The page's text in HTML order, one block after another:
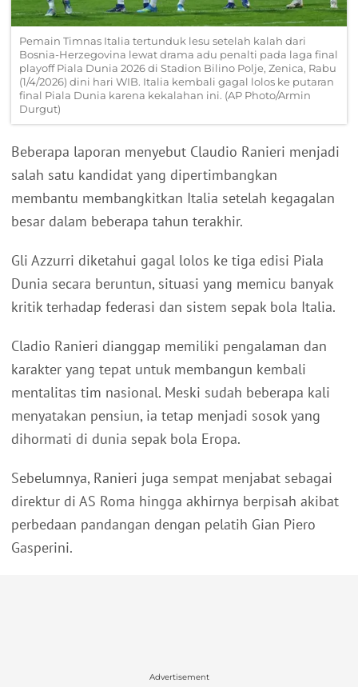
Pemain Timnas Italia tertunduk lesu setelah kalah dari
Bosnia-Herzegovina lewat drama adu penalti pada laga final
playoff Piala Dunia 2026 di Stadion Bilino Polje, Zenica, Rabu
(1/4/2026) dini hari WIB. Italia kembali gagal lolos ke putaran
final Piala Dunia karena kekalahan ini. (AP Photo/Armin
Durgut)
Beberapa laporan menyebut Claudio Ranieri menjadi
salah satu kandidat yang dipertimbangkan
membantu membangkitkan Italia setelah kegagalan
besar dalam beberapa tahun terakhir.
Gli Azzurri diketahui gagal lolos ke tiga edisi Piala
Dunia secara beruntun, situasi yang memicu banyak
kritik terhadap federasi dan sistem sepak bola Italia.
Cladio Ranieri dianggap memiliki pengalaman dan
karakter yang tepat untuk membangun kembali
mentalitas tim nasional. Meski sudah beberapa kali
menyatakan pensiun, ia tetap menjadi sosok yang
dihormati di dunia sepak bola Eropa.
Sebelumnya, Ranieri juga sempat menjabat sebagai
direktur di AS Roma hingga akhirnya berpisah akibat
perbedaan pandangan dengan pelatih Gian Piero
Gasperini.
Advertisement